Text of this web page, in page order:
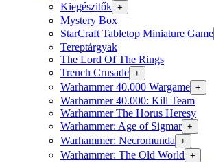
Kiegészitők +
Mystery Box
StarCraft Tabletop Miniature Game
Tereptárgyak
The Lord Of The Rings
Trench Crusade +
Warhammer 40.000 Wargame +
Warhammer 40.000: Kill Team
Warhammer The Horus Heresy
Warhammer: Age of Sigmar +
Warhammer: Necromunda +
Warhammer: The Old World +